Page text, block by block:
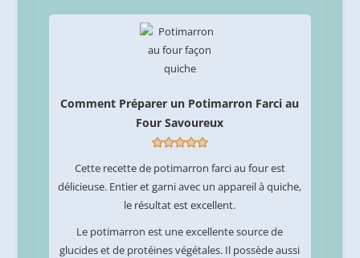
Comment Préparer un Potimarron Farci au
Four Savoureux
Cette recette de potimarron farci au four est
délicieuse. Entier et garni avec un appareil à quiche,
le résultat est excellent.
Le potimarron est une excellente source de
glucides et de protéines végétales. Il possède aussi